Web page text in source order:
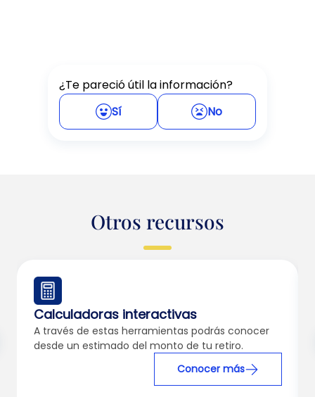
¿Te pareció útil la información?
Sí
No
Otros recursos
Calculadoras interactivas
A través de estas herramientas podrás conocer
desde un estimado del monto de tu retiro.
Conocer más